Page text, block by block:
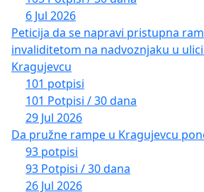
6 Jul 2026
Peticija da se napravi pristupna
invaliditetom na nadvoznjaku u
Kragujevcu
101 potpisi
101 Potpisi / 30 dana
29 Jul 2026
Da pružne rampe u Kragujevcu
93 potpisi
93 Potpisi / 30 dana
26 Jul 2026